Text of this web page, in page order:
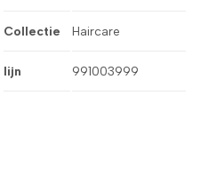
Collectie Haircare
lijn 991003999